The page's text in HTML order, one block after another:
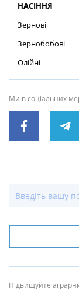
НАСІННЯ
Зернові
Зернобобові
Олійні
Ми в соціальних
Підвищуйте